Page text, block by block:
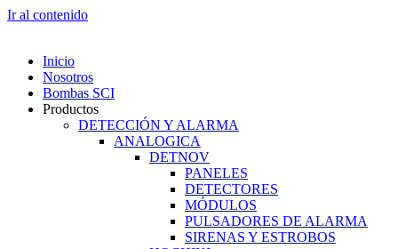
Ir al contenido
Inicio
Nosotros
Bombas SCI
Productos
DETECCIÓN Y ALARMA
ANALOGICA
DETNOV
PANELES
DETECTORES
MÓDULOS
PULSADORES DE ALARMA
SIRENAS Y ESTROBOS